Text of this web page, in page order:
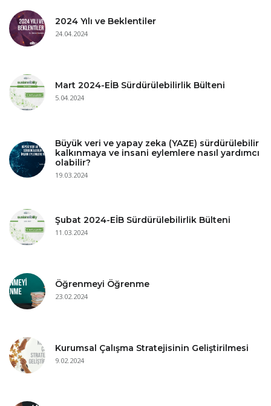
2024 Yılı ve Beklentiler
24.04.2024
Mart 2024-EİB Sürdürülebilirlik Bülteni
5.04.2024
Büyük veri ve yapay zeka (YAZE) sürdürülebilir
kalkınmaya ve insani eylemlere nasıl yardımcı
olabilir?
19.03.2024
Şubat 2024-EİB Sürdürülebilirlik Bülteni
11.03.2024
Öğrenmeyi Öğrenme
23.02.2024
Kurumsal Çalışma Stratejisinin Geliştirilmesi
9.02.2024